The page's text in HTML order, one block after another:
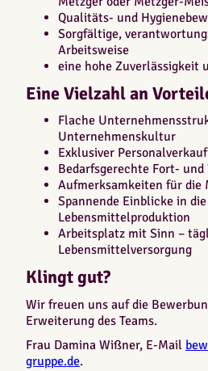
Qualitäts- und
Sorgfältige,
Arbeitsweise
eine hohe Zuverlässigkeit
Eine Vielzahl an
Flache
Unternehmenskultur
Exklusiver
Bedarfsgerechte Fort-
Aufmerksamkeiten für die
Spannende Einblicke in
Lebensmittelproduktion
Arbeitsplatz mit Sinn –
Lebensmittelversorgung
Klingt gut?
Wir freuen uns auf die
Erweiterung des Teams.
Frau Damina Wißner, E-Mail
gruppe.de.